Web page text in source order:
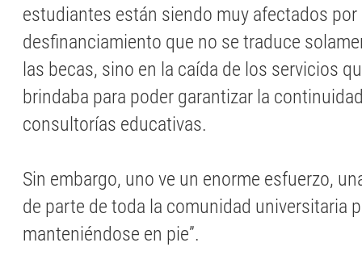
estudiantes están siendo muy afectados
desfinanciamiento que no se traduce
las becas, sino en la caída de los servicios
brindaba para poder garantizar la
consultorías educativas.
Sin embargo, uno ve un enorme esfuerzo,
de parte de toda la comunidad universitaria
manteniéndose en pie”.